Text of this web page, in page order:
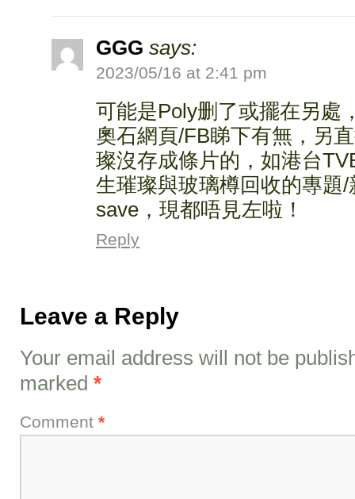
GGG says:
2023/05/16 at 2:41 pm
可能是Poly删了或擺在另處
奧石網頁/FB睇下有無，另
璨沒存成條片的，如港台
生璀璨與玻璃樽回收的專題
save，現都唔見左啦！
Reply
Leave a Reply
Your email address will not be
marked *
Comment *